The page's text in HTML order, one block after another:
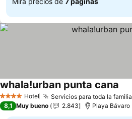
4 EstrellasHotel Servicios para toda la familia
whala!urban punta cana
8,1 Muy bueno 2.843 Playa Bávaro